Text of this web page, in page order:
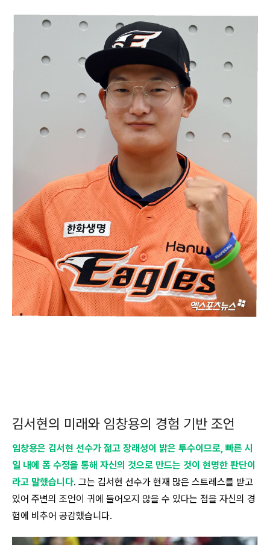
김서현의 미래와 임창용의 경험 기반 조언
임창용은 김서현 선수가 젊고 장래성이 밝은 투수이므로, 빠른 시
일 내에 폼 수정을 통해 자신의 것으로 만드는 것이 현명한 판단이
라고 말했습니다. 그는 김서현 선수가 현재 많은 스트레스를 받고
있어 주변의 조언이 귀에 들어오지 않을 수 있다는 점을 자신의 경
험에 비추어 공감했습니다.